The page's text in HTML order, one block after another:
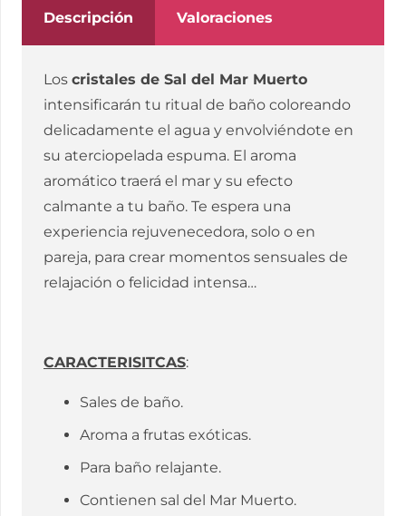
Descripción Valoraciones
Los cristales de Sal del Mar Muerto
intensificarán tu ritual de baño coloreando
delicadamente el agua y envolviéndote en
su aterciopelada espuma. El aroma
aromático traerá el mar y su efecto
calmante a tu baño. Te espera una
experiencia rejuvenecedora, solo o en
pareja, para crear momentos sensuales de
relajación o felicidad intensa…
CARACTERISITCAS:
Sales de baño.
Aroma a frutas exóticas.
Para baño relajante.
Contienen sal del Mar Muerto.